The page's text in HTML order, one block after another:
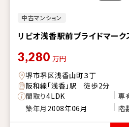
中古マンション
リビオ浅香駅前プライドマーク
3,280 万円
堺市堺区浅香山町３丁
阪和線「浅香」駅 徒歩2分
間取り4LDK 専
築年月 2008年06月 階